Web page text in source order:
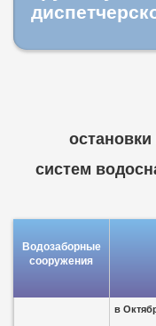
систем
Водозаборные
сооружения
в